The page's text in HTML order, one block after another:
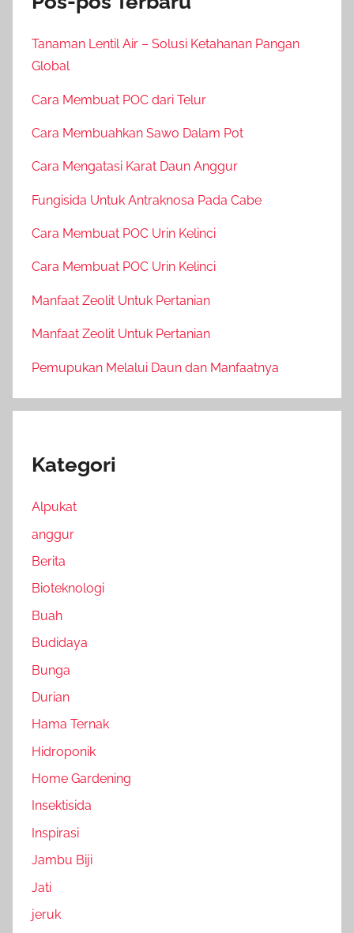
Tanaman Lentil Air – Solusi Ketahanan Pangan
Global
Cara Membuat POC dari Telur
Cara Membuahkan Sawo Dalam Pot
Cara Mengatasi Karat Daun Anggur
Fungisida Untuk Antraknosa Pada Cabe
Cara Membuat POC Urin Kelinci
Cara Membuat POC Urin Kelinci
Manfaat Zeolit Untuk Pertanian
Manfaat Zeolit Untuk Pertanian
Pemupukan Melalui Daun dan Manfaatnya
Kategori
Alpukat
anggur
Berita
Bioteknologi
Buah
Budidaya
Bunga
Durian
Hama Ternak
Hidroponik
Home Gardening
Insektisida
Inspirasi
Jambu Biji
Jati
jeruk